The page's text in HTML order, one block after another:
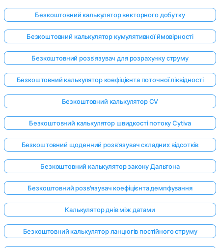
Безкоштовний калькулятор векторного добутку
Безкоштовний калькулятор кумулятивної ймовірності
Безкоштовний розв'язувач для розрахунку струму
Безкоштовний калькулятор коефіцієнта поточної ліквідності
Безкоштовний калькулятор CV
Безкоштовний калькулятор швидкості потоку Cytiva
Безкоштовний щоденний розв'язувач складних відсотків
Безкоштовний калькулятор закону Дальтона
Безкоштовний розв'язувач коефіцієнта демпфування
Калькулятор днів між датами
Безкоштовний калькулятор ланцюгів постійного струму